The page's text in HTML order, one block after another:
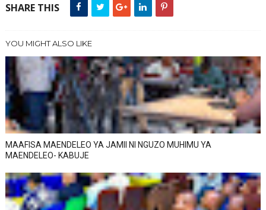
SHARE THIS
YOU MIGHT ALSO LIKE
MAAFISA MAENDELEO YA JAMII NI NGUZO MUHIMU YA
MAENDELEO- KABUJE